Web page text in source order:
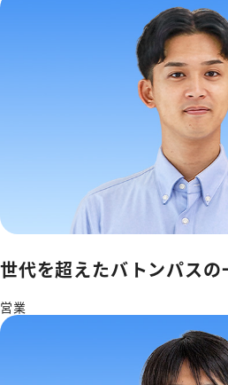
世代を超えたバトンパスの
営業